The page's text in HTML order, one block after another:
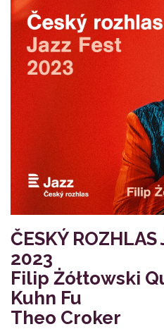
ČESKÝ ROZHLAS
2023
Filip Żółtowski
Kuhn Fu
Theo Croker